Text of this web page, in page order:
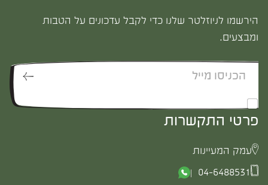
פרטי התקשרות
עמק המעיינות
04-6488531 |
הירשמו לניוזלטר שלנו כדי לקבל עדכונים על הטבות
ומבצעים.